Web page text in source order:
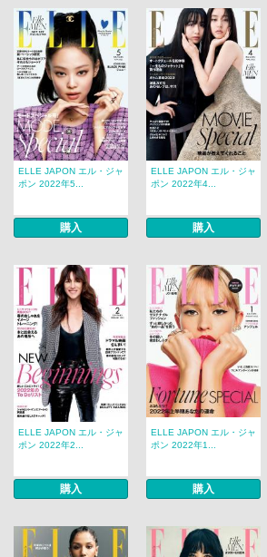
ELLE JAPON エル・ジャ
ポン 2022年5...
購入
ELLE JAPON エル・ジャ
ポン 2022年4...
購入
ELLE JAPON エル・ジャ
ポン 2022年2...
購入
ELLE JAPON エル・ジャ
ポン 2022年1...
購入